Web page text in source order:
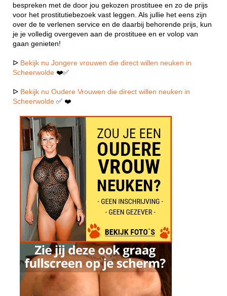
bespreken met de door jou gekozen prostituee en zo de prijs
voor het prostitutiebezoek vast leggen. Als jullie het eens zijn
over de te verlenen service en de daarbij behorende prijs, kun
je je volledig overgeven aan de prostituee en er volop van
gaan genieten!
ᐅ Bekijk nu Jongere vrouwen die direct willen neuken in
Scheerwolde ❤️✅
ᐅ Bekijk nu Oudere Vrouwen die direct willen neuken in
Scheerwolde ✅ ❤️